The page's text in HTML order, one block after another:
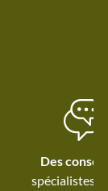
Des
spécialistes